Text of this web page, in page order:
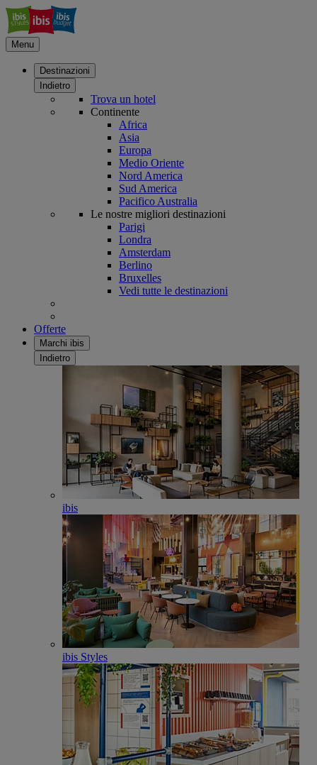
Menu
Destinazioni
Indietro
Trova un hotel
Continente
Africa
Asia
Europa
Medio Oriente
Nord America
Sud America
Pacifico Australia
Le nostre migliori destinazioni
Parigi
Londra
Amsterdam
Berlino
Bruxelles
Vedi tutte le destinazioni
Offerte
Marchi ibis
Indietro
ibis
ibis Styles